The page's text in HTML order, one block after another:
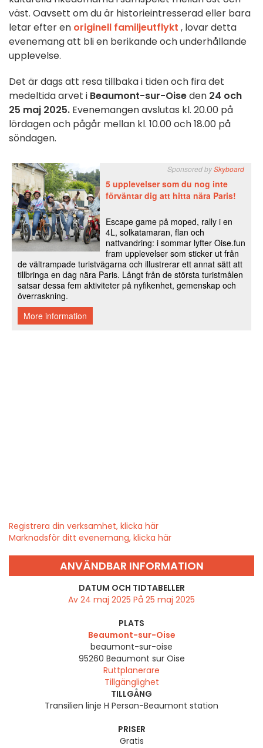
väst. Oavsett om du är historieintresserad eller bara
letar efter en originell familjeutflykt , lovar detta
evenemang att bli en berikande och underhållande
upplevelse.
Det är dags att resa tillbaka i tiden och fira det
medeltida arvet i Beaumont-sur-Oiseden 24 och
25 maj 2025. Evenemangen avslutas kl. 20.00 på
lördagen och pågår mellan kl. 10.00 och 18.00 på
söndagen.
Registrera din verksamhet, klicka här
Marknadsför ditt evenemang, klicka här
ANVÄNDBAR INFORMATION
DATUM OCH TIDTABELLER
Av 24 maj 2025 På 25 maj 2025
PLATS
Beaumont-sur-Oise
beaumont-sur-oise
95260 Beaumont sur Oise
Ruttplanerare
Tillgänglighet
TILLGÅNG
Transilien linje H Persan-Beaumont station
PRISER
Gratis